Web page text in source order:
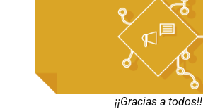
¡¡Gracias a todos!!